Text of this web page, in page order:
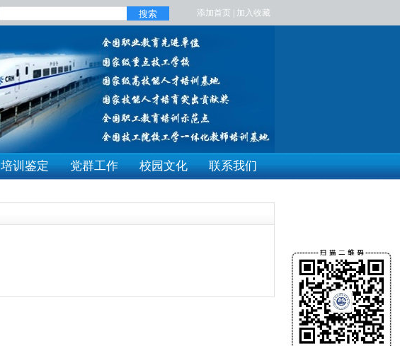
添加首页 加入收藏
搜索
培训鉴定 党群工作 校园文化 联系我们